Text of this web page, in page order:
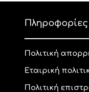
Πληροφορίες
Πολιτική
Εταιρική
Πολιτική